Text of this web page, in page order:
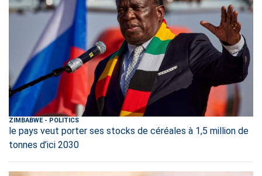
ZIMBABWE- POLITICS
le pays veut porter ses stocks de céréales à 1,5 million de
tonnes d’ici 2030